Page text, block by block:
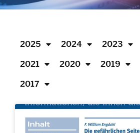
2025 2024 2023
2021 2020 2019
2017